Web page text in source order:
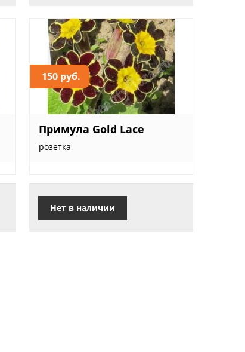
150 руб.
Примула Gold Lace
розетка
Нет в наличии